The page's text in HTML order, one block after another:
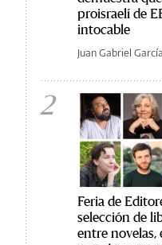
proisraelí de
intocable
Juan Gabriel García
2
Feria de
selección de
entre novelas,